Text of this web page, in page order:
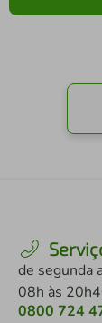
de segunda
08h às
0800 724